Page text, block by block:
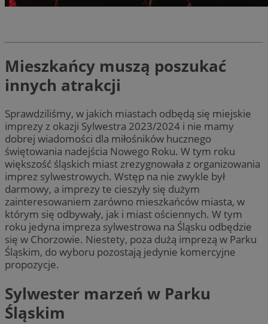
Mieszkańcy muszą poszukać
innych atrakcji
Sprawdziliśmy, w jakich miastach odbędą się miejskie
imprezy z okazji Sylwestra 2023/2024 i nie mamy
dobrej wiadomości dla miłośników hucznego
świętowania nadejścia Nowego Roku. W tym roku
większość śląskich miast zrezygnowała z organizowania
imprez sylwestrowych. Wstęp na nie zwykle był
darmowy, a imprezy te cieszyły się dużym
zainteresowaniem zarówno mieszkańców miasta, w
którym się odbywały, jak i miast ościennych. W tym
roku jedyna impreza sylwestrowa na Śląsku odbędzie
się w Chorzowie. Niestety, poza dużą imprezą w Parku
Śląskim, do wyboru pozostają jedynie komercyjne
propozycje.
Sylwester marzeń w Parku
Śląskim